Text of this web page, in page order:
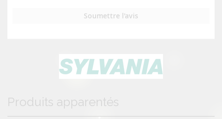
Produits apparentés
Soumettre l'avis